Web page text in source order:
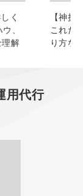
く
、
解
【神授
これだ
り方な
用代行